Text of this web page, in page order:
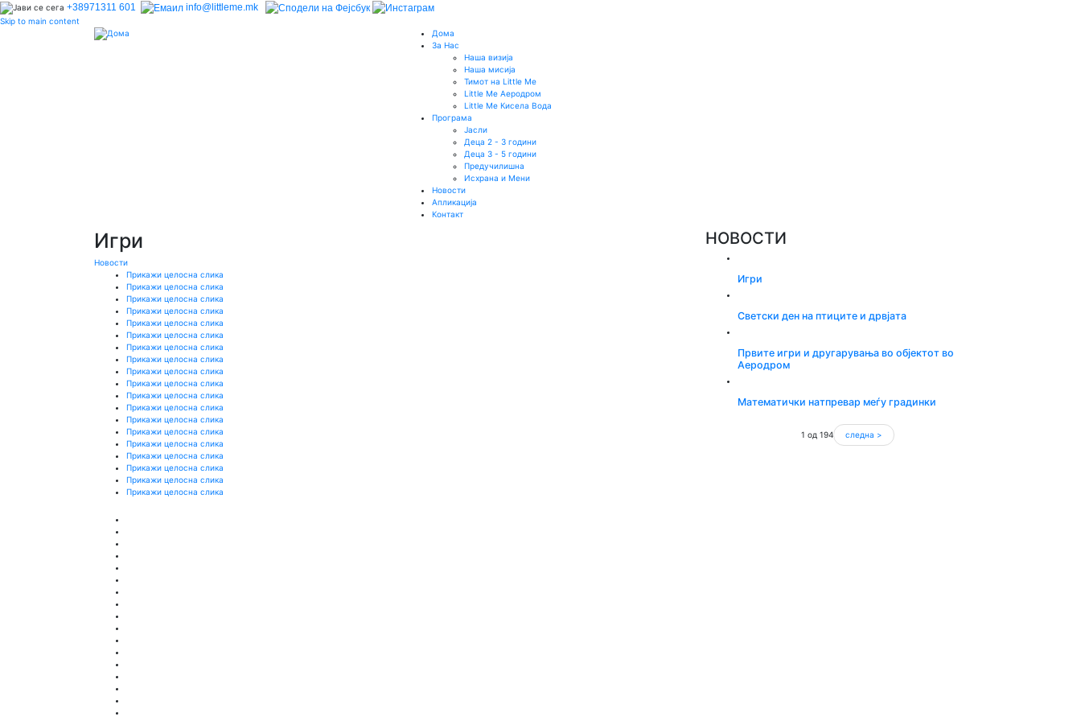
+38971311 601 info@littleme.mk
Skip to main content
Дома
За Нас
Наша визија
Наша мисија
Тимот на Little Me
Little Me Аеродром
Little Me Кисела Вода
Програма
Јасли
Деца 2 - 3 години
Деца 3 - 5 години
Предучилишна
Исхрана и Мени
Новости
Апликација
Контакт
Игри
Новости
Прикажи целосна слика
Прикажи целосна слика
Прикажи целосна слика
Прикажи целосна слика
Прикажи целосна слика
Прикажи целосна слика
Прикажи целосна слика
Прикажи целосна слика
Прикажи целосна слика
Прикажи целосна слика
Прикажи целосна слика
Прикажи целосна слика
Прикажи целосна слика
Прикажи целосна слика
Прикажи целосна слика
Прикажи целосна слика
Прикажи целосна слика
Прикажи целосна слика
Прикажи целосна слика
НОВОСТИ
Игри
Светски ден на птиците и дрвјата
Првите игри и другарувања во објектот во
Аеродром
Математички натпревар меѓу градинки
1 од 194 следна >